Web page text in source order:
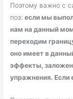
Поэтому важно с
поз: если мы
нам на данный
переходим
оно имеет в
эффекты,
упражнения. Если